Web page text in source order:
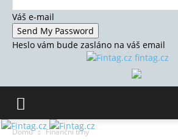
Váš e-mail
Heslo vám bude zasláno na váš email
fintag.cz
Domů Finanční trhy